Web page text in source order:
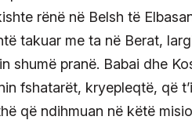
rënë në Belsh të
takuar me ta në Berat,
shumë pranë. Babai dhe
fshatarët, kryepleqtë, që
që ndihmuan në këtë